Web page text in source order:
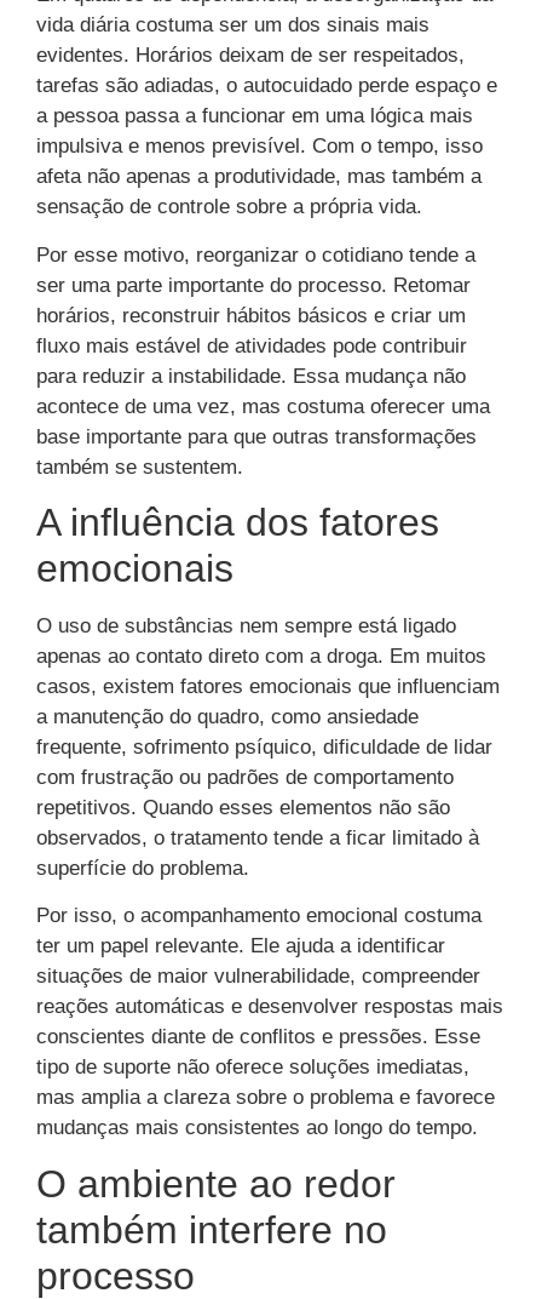
vida diária costuma ser um dos sinais mais
evidentes. Horários deixam de ser respeitados,
tarefas são adiadas, o autocuidado perde espaço e
a pessoa passa a funcionar em uma lógica mais
impulsiva e menos previsível. Com o tempo, isso
afeta não apenas a produtividade, mas também a
sensação de controle sobre a própria vida.
Por esse motivo, reorganizar o cotidiano tende a
ser uma parte importante do processo. Retomar
horários, reconstruir hábitos básicos e criar um
fluxo mais estável de atividades pode contribuir
para reduzir a instabilidade. Essa mudança não
acontece de uma vez, mas costuma oferecer uma
base importante para que outras transformações
também se sustentem.
A influência dos fatores
emocionais
O uso de substâncias nem sempre está ligado
apenas ao contato direto com a droga. Em muitos
casos, existem fatores emocionais que influenciam
a manutenção do quadro, como ansiedade
frequente, sofrimento psíquico, dificuldade de lidar
com frustração ou padrões de comportamento
repetitivos. Quando esses elementos não são
observados, o tratamento tende a ficar limitado à
superfície do problema.
Por isso, o acompanhamento emocional costuma
ter um papel relevante. Ele ajuda a identificar
situações de maior vulnerabilidade, compreender
reações automáticas e desenvolver respostas mais
conscientes diante de conflitos e pressões. Esse
tipo de suporte não oferece soluções imediatas,
mas amplia a clareza sobre o problema e favorece
mudanças mais consistentes ao longo do tempo.
O ambiente ao redor
também interfere no
processo